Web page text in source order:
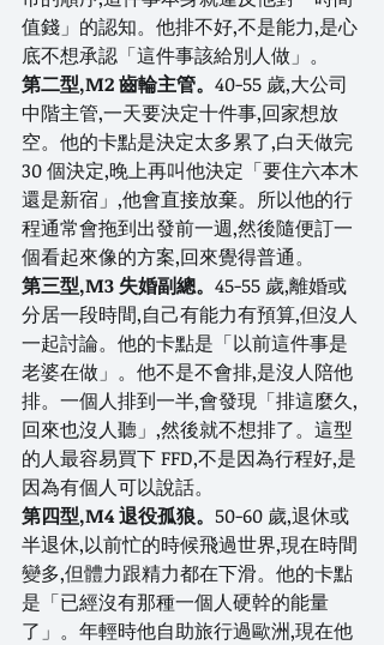
值錢」的認知。他排不好,不是能力,是心
底不想承認「這件事該給別人做」。
第二型,M2 齒輪主管。 40-55 歲,大公司
中階主管,一天要決定十件事,回家想放
空。他的卡點是決定太多累了,白天做完
30 個決定,晚上再叫他決定「要住六本木
還是新宿」,他會直接放棄。所以他的行
程通常會拖到出發前一週,然後隨便訂一
個看起來像的方案,回來覺得普通。
第三型,M3 失婚副總。 45-55 歲,離婚或
分居一段時間,自己有能力有預算,但沒人
一起討論。他的卡點是「以前這件事是
老婆在做」。他不是不會排,是沒人陪他
排。一個人排到一半,會發現「排這麼久,
回來也沒人聽」,然後就不想排了。這型
的人最容易買下 FFD,不是因為行程好,是
因為有個人可以說話。
第四型,M4 退役孤狼。 50-60 歲,退休或
半退休,以前忙的時候飛過世界,現在時間
變多,但體力跟精力都在下滑。他的卡點
是「已經沒有那種一個人硬幹的能量
了」。年輕時他自助旅行過歐洲,現在他